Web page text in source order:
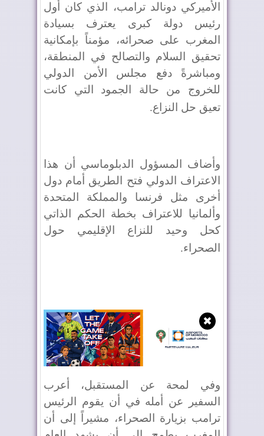
الأميركي دونالد ترامب، الذي كان أول
رئيس دولة كبرى يعترف بسيادة
المغرب على صحرائه، مؤمناً بإمكانية
تحقيق السلام والتصالح في المنطقة،
ومباشرةً دفع مجلس الأمن الدولي
للخروج من حالة الجمود التي كانت
تعيق حل النزاع.
وأضاف المسؤول الدبلوماسي أن هذا
الاعتراف الدولي فتح الطريق أمام دول
أخرى مثل فرنسا والمملكة المتحدة
وألمانيا للاعتراف بخطة الحكم الذاتي
كحل وحيد للنزاع الإقليمي حول
الصحراء.
✖
وفي لمحة عن المستقبل، أعرب
السفير عن أمله في أن يقوم الرئيس
ترامب بزيارة الصحراء، مشيراً إلى أن